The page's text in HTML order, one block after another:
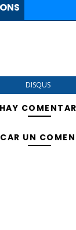
DISQUS
UN